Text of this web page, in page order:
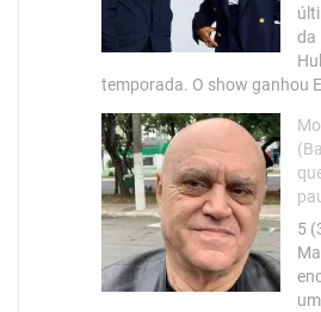
da
temporada. O show ganhou
5